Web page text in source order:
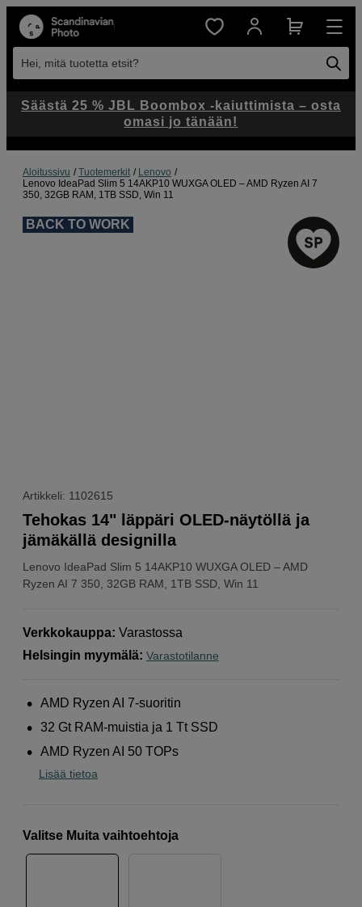
Hei, mitä tuotetta etsit?
Aloitussivu Tuotemerkit
Lenovo
Lenovo IdeaPad Slim 5 14AKP10 WUXGA OLED – AMD Ryzen AI 7
350, 32GB RAM, 1TB SSD, Win 11
BACK TO WORK
Artikkeli: 1102615
Lenovo IdeaPad Slim 5 14AKP10 WUXGA OLED – AMD
Ryzen AI 7 350, 32GB RAM, 1TB SSD, Win 11
Tehokas 14" läppäri OLED-näytöllä ja
jämäkällä designilla
Verkkokauppa: Varastossa
Helsingin myymälä: Varastotilanne
AMD Ryzen AI 7-suoritin
32 Gt RAM-muistia ja 1 Tt SSD
AMD Ryzen AI 50 TOPs
Lisää tietoa
Valitse Muita vaihtoehtoja
Säästä 25 % JBL Boombox -kaiuttimista – osta
omasi jo tänään!